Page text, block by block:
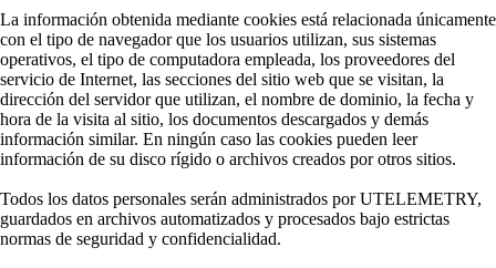
La información obtenida mediante cookies está relacionada únicamente
con el tipo de navegador que los usuarios utilizan, sus sistemas
operativos, el tipo de computadora empleada, los proveedores del
servicio de Internet, las secciones del sitio web que se visitan, la
dirección del servidor que utilizan, el nombre de dominio, la fecha y
hora de la visita al sitio, los documentos descargados y demás
información similar. En ningún caso las cookies pueden leer
información de su disco rígido o archivos creados por otros sitios.
Todos los datos personales serán administrados por UTELEMETRY,
guardados en archivos automatizados y procesados bajo estrictas
normas de seguridad y confidencialidad.